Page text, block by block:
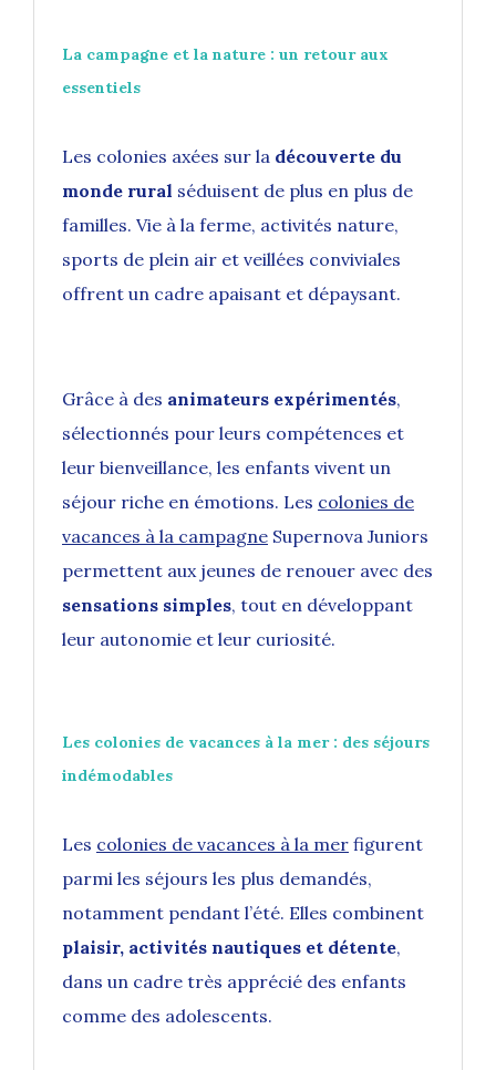
La campagne et la nature : un retour aux
essentiels
Les colonies axées sur la découverte du
monde rural séduisent de plus en plus de
familles. Vie à la ferme, activités nature,
sports de plein air et veillées conviviales
offrent un cadre apaisant et dépaysant.
Grâce à des animateurs expérimentés,
sélectionnés pour leurs compétences et
leur bienveillance, les enfants vivent un
séjour riche en émotions. Les colonies de
vacances à la campagne Supernova Juniors
permettent aux jeunes de renouer avec des
sensations simples, tout en développant
leur autonomie et leur curiosité.
Les colonies de vacances à la mer : des séjours
indémodables
Les colonies de vacances à la mer figurent
parmi les séjours les plus demandés,
notamment pendant l’été. Elles combinent
plaisir, activités nautiques et détente,
dans un cadre très apprécié des enfants
comme des adolescents.